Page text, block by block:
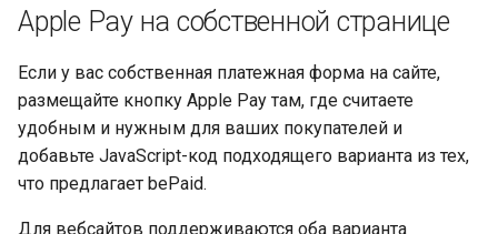
Прием платежей через
терминалы QIWI
SberPay
Система Быстрых
Архив изменений
Apple Pay на собственной странице
Если у вас собственная платежная форма на сайте,
размещайте кнопку Apple Pay там, где считаете
удобным и нужным для ваших покупателей и
добавьте JavaScript-код подходящего варианта из тех,
что предлагает bePaid.
Для вебсайтов поддерживаются оба варианта